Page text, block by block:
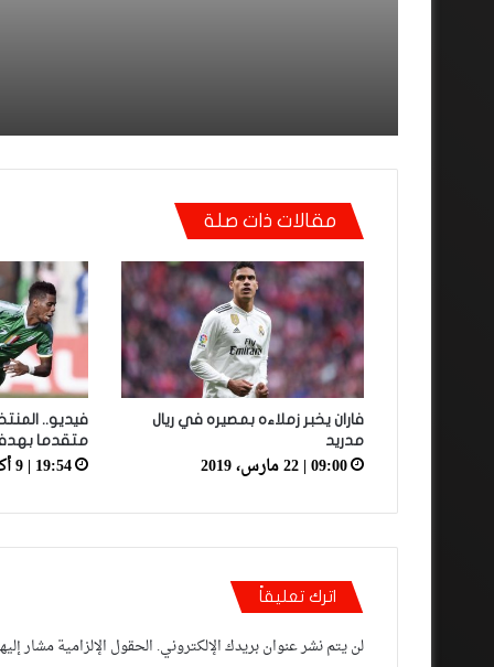
مقالات ذات صلة
فاران يخبر زملاءه بمصيره في ريال
مدريد
09:00 | 22 مارس، 2019
فيديو..
متقدما
19:54 | 9 أكتوبر، 2020
اترك تعليقاً
لن يتم نشر عنوان بريدك الإلكتروني.الحقول الإلزامية مشار